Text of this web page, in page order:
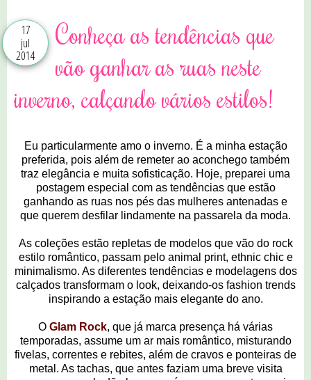
17
jul
2014
Conheça as tendências que
vão ganhar as ruas neste
inverno, calçando vários estilos!
Eu particularmente amo o inverno. É a minha estação
preferida, pois além de remeter ao aconchego também
traz elegância e muita sofisticação. Hoje, preparei uma
postagem especial com as tendências que estão
ganhando as ruas nos pés das mulheres antenadas e
que querem desfilar lindamente na passarela da moda.
As coleções estão repletas de modelos que vão do rock
estilo romântico, passam pelo animal print, ethnic chic e
minimalismo. As diferentes tendências e modelagens dos
calçados transformam o look, deixando-os fashion trends
inspirando a estação mais elegante do ano.
O Glam Rock, que já marca presença há várias
temporadas, assume um ar mais romântico, misturando
fivelas, correntes e rebites, além de cravos e ponteiras de
metal. As tachas, que antes faziam uma breve visita